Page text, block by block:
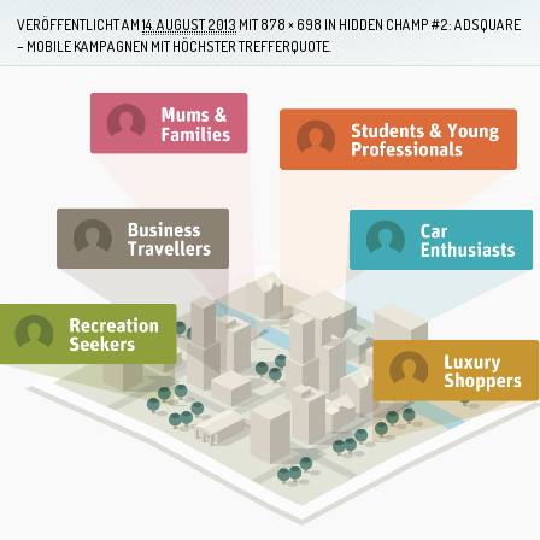
VERÖFFENTLICHT AM 14. AUGUST 2013 MIT878 × 698 IN HIDDEN CHAMP #2: ADSQUARE
– MOBILE KAMPAGNEN MIT HÖCHSTER TREFFERQUOTE.